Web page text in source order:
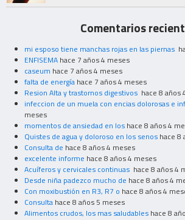
Comentarios
mi esposo tiene manchas rojas en las piernas
ENFISEMA hace 7 años 4 meses
caseum hace 7 años 4 meses
falta de energía hace 7 años 4 meses
Resion Alta y trastornos digestivos hace 8 años
infeccion de un muela con encias dolorosas e
meses
momentos de ansiedad en los hace 8 años 4
Quistes de agua y doloroso en los senos hace 8
Consulta de hace 8 años 4 meses
excelente informe hace 8 años 4 meses
Acuíferos y cervicales continuas hace 8 años 4
Desde niña padezco mucho de hace 8 años 4
Con moxibustión en R3, R7 o hace 8 años 4
Consulta hace 8 años 5 meses
Alimentos crudos, los mas saludables hace 8